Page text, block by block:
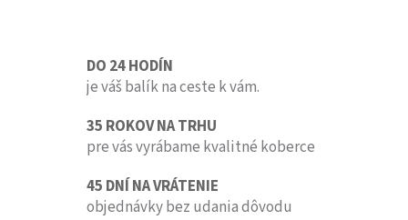
DO 24 HODÍN
je váš balík na ceste k vám.
35 ROKOV NA TRHU
pre vás vyrábame kvalitné koberce
45 DNÍ NA VRÁTENIE
objednávky bez udania dôvodu